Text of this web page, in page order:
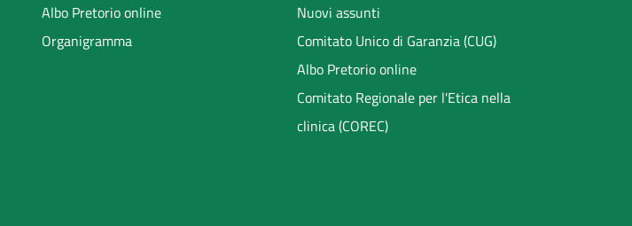
Albo Pretorio online
Organigramma
Nuovi assunti
Comitato Unico di Garanzia (CUG)
Albo Pretorio online
Comitato Regionale per l'Etica nella
clinica (COREC)